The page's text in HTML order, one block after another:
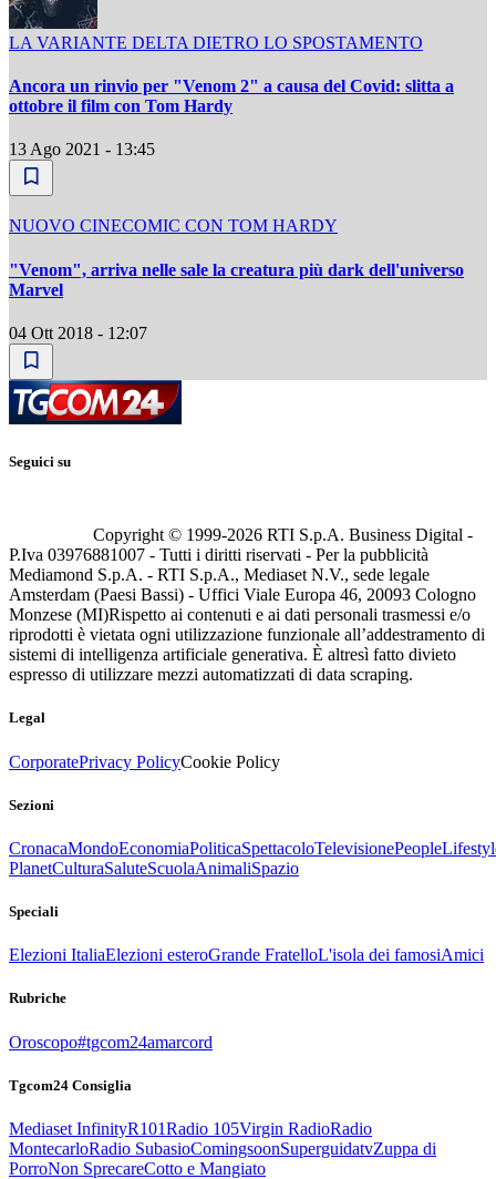
LA VARIANTE DELTA DIETRO LO SPOSTAMENTO
Ancora un rinvio per "Venom 2" a causa del Covid: slitta a
ottobre il film con Tom Hardy
13 Ago 2021 - 13:45
NUOVO CINECOMIC CON TOM HARDY
"Venom", arriva nelle sale la creatura più dark dell'universo
Marvel
04 Ott 2018 - 12:07
Seguici su
Copyright © 1999-2026 RTI S.p.A. Business Digital -
P.Iva 03976881007 - Tutti i diritti riservati - Per la pubblicità
Mediamond S.p.A. - RTI S.p.A., Mediaset N.V., sede legale
Amsterdam (Paesi Bassi) - Uffici Viale Europa 46, 20093 Cologno
Monzese (MI)Rispetto ai contenuti e ai dati personali trasmessi e/o
riprodotti è vietata ogni utilizzazione funzionale all’addestramento di
sistemi di intelligenza artificiale generativa. È altresì fatto divieto
espresso di utilizzare mezzi automatizzati di data scraping.
Legal
CorporatePrivacy PolicyCookie Policy
Sezioni
CronacaMondoEconomiaPoliticaSpettacoloTelevisionePeople
PlanetCulturaSaluteScuolaAnimaliSpazio
Speciali
Elezioni ItaliaElezioni esteroGrande FratelloL'isola dei famosiAmici
Rubriche
Oroscopo#tgcom24amarcord
Tgcom24 Consiglia
Mediaset InfinityR101Radio 105Virgin RadioRadio
MontecarloRadio SubasioComingsoonSuperguidatvZuppa di
PorroNon SprecareCotto e Mangiato